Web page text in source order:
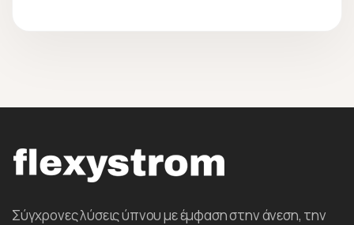
Σύγχρονες λύσεις ύπνου με έμφαση στην άνεση, την